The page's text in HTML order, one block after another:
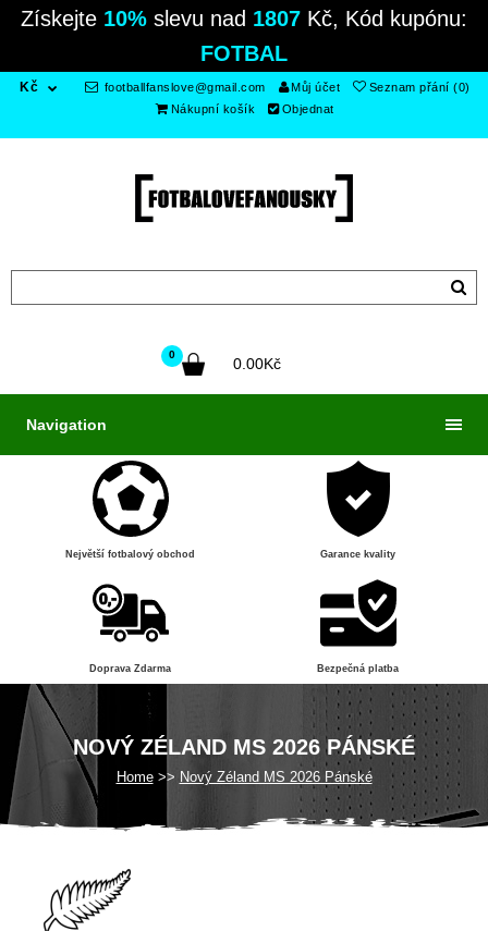
Získejte 10% slevu nad 1807 Kč, Kód kupónu:
FOTBAL
Kč footballfanslove@gmail.com Můj účet
Seznam přání (0)
Nákupní košík
Objednat
0
0.00Kč
Navigation
Největší fotbalový obchod Garance kvality
Doprava Zdarma Bezpečná platba
NOVÝ ZÉLAND MS 2026 PÁNSKÉ
Home Nový Zéland MS 2026 Pánské